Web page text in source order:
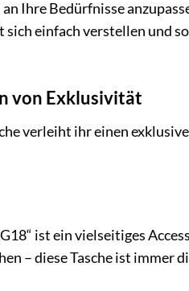
Ihre Bedürfnisse
einfach verstellen und
von Exklusivität
verleiht ihr einen
ist ein vielseitiges
– diese Tasche ist immer